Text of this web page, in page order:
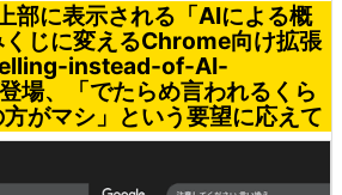
部に表示される「AIによる概
じに変えるChrome向け拡張
instead-of-AI-
場、「でたらめ言われるくら
がマシ」という要望に応えて